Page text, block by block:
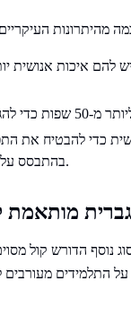
להם איכות אנושית
כדי להבטיח את
בהתבסס על יעדי הפרסום שלך.
גברית מותאמת
נוסף הדורש קול
התלמידים מעורבים